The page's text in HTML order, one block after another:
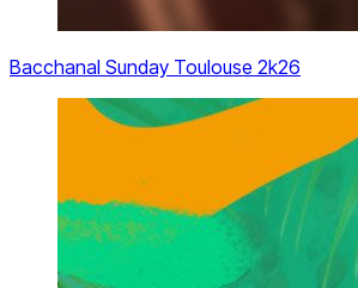
Bacchanal Sunday Toulouse 2k26